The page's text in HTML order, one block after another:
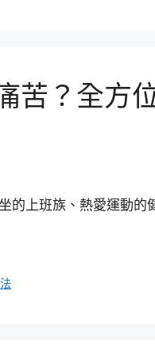
苦？全方
的上班族、熱愛運動的